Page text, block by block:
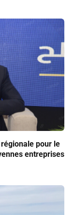
pour le
entreprises